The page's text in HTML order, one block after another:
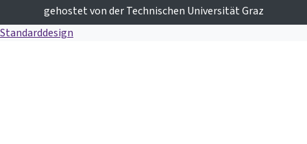
gehostet von der Technischen Universität Graz
Standarddesign